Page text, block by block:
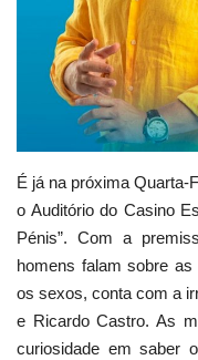
É já na próxima Quarta-
o Auditório do Casino
Pénis”. Com a
homens falam sobre as
os sexos, conta com a
e Ricardo Castro. As
curiosidade em saber